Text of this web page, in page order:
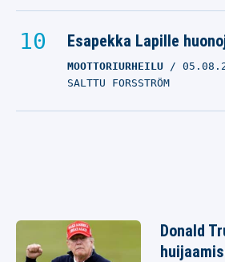
Esapekka Lapille
MOOTTORIURHEILU
SALTTU FORSSTRÖM
Donald